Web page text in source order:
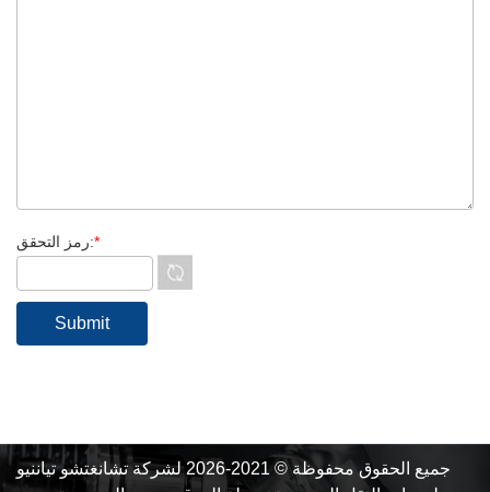
رمز التحقق:*
جميع الحقوق محفوظة © 2021-2026 لشركة تشانغتشو تياننيو